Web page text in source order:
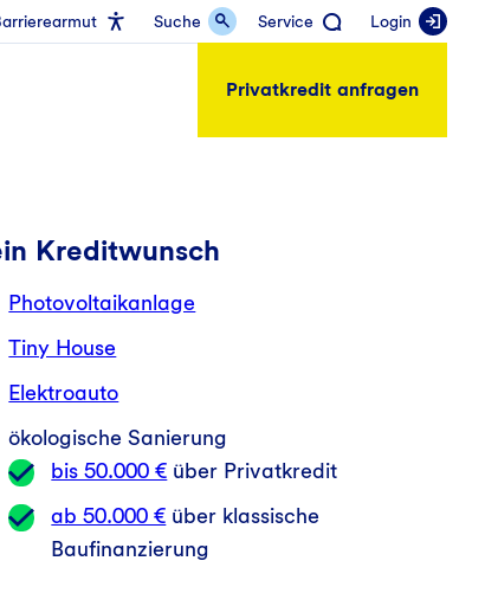
Suche Service Login
Privatkredit anfragen
Kreditwunsch
Photovoltaikanlage
Tiny House
Elektroauto
ökologische Sanierung
bis 50.000 € über Privatkredit
ab 50.000 € über klassische
Baufinanzierung